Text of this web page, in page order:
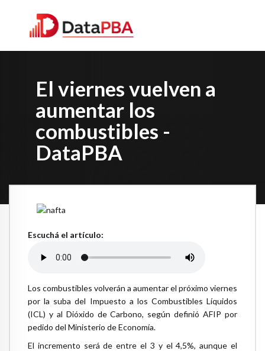
El viernes vuelven a
aumentar los
combustibles -
DataPBA
Escuchá el artículo:
Los combustibles volverán a aumentar el próximo viernes
por la suba del Impuesto a los Combustibles Líquidos
(ICL) y al Dióxido de Carbono, según definió AFIP por
pedido del Ministerio de Economía.
El incremento será de entre el 3 y el 4,5%, aunque el